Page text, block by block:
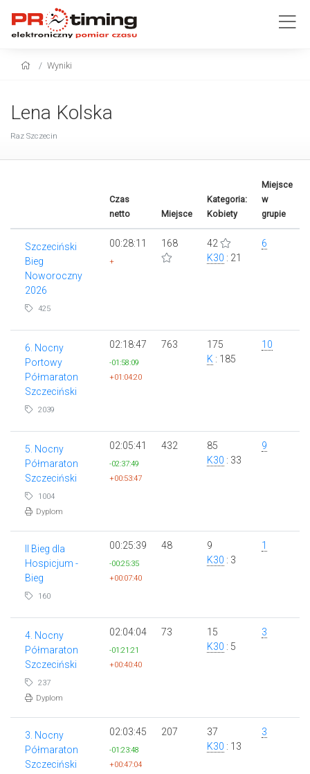
Wyniki
Lena Kolska
Raz Szczecin
Czas
netto
Miejsce
Kategoria:
Kobiety
Miejsce
w
grupie
Szczeciński
Bieg
Noworoczny
2026
425
00:28:11
+
168
42
K30 : 21
6
6. Nocny
Portowy
Półmaraton
Szczeciński
2039
02:18:47
-01:58:09
+01:04:20
763
175
K : 185
10
5. Nocny
Półmaraton
Szczeciński
1004
Dyplom
02:05:41
-02:37:49
+00:53:47
432
85
K30 : 33
9
II Bieg dla
Hospicjum -
Bieg
160
00:25:39
-00:25:35
+00:07:40
48
9
K30 : 3
1
4. Nocny
Półmaraton
Szczeciński
237
Dyplom
02:04:04
-01:21:21
+00:40:40
73
15
K30 : 5
3
3. Nocny
Półmaraton
Szczeciński
02:03:45
-01:23:48
+00:47:04
207
37
K30 : 13
3